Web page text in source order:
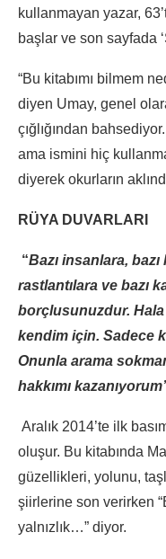
kullanmayan yazar,
başlar ve son sayfada
“Bu kitabımı bilmem
diyen Umay, genel
çığlığından
ama ismini hiç
diyerek okurların
RÜYA DUVARLARI
“Bazı insanlara,
rastlantılara ve bazı
borçlusunuzdur.
kendim için. Sadece
Onunla arama
hakkımı
Aralık 2014’te ilk
oluşur. Bu kitabında
güzellikleri, yolunu,
şiirlerine son verirken
yalnızlık…” diyor.